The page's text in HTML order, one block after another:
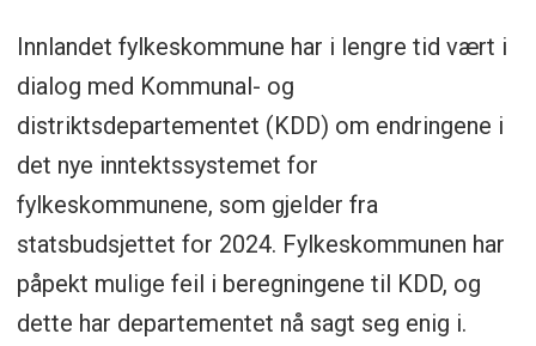
Innlandet fylkeskommune har i lengre tid vært i
dialog med Kommunal- og
distriktsdepartementet (KDD) om endringene i
det nye inntektssystemet for
fylkeskommunene, som gjelder fra
statsbudsjettet for 2024. Fylkeskommunen har
påpekt mulige feil i beregningene til KDD, og
dette har departementet nå sagt seg enig i.